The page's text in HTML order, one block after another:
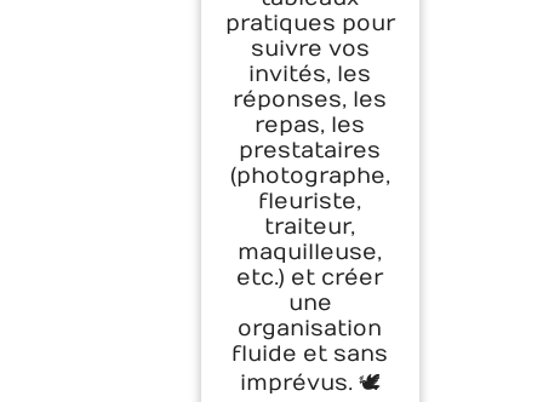
pratiques pour
suivre vos
invités, les
réponses, les
repas, les
prestataires
(photographe,
fleuriste,
traiteur,
maquilleuse,
etc.) et créer
une
organisation
fluide et sans
imprévus. 🕊️